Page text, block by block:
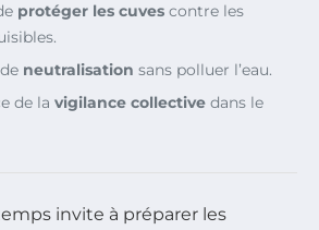
protéger les cuves contre les
neutralisation sans polluer l’eau.
de la vigilance collective dans le
invite à préparer les